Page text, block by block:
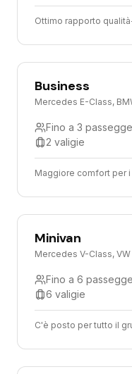
Ottimo rapporto
Business
Mercedes E-Class,
Fino a 3
2 valigie
Maggiore comfort per
Minivan
Mercedes V-Class,
Fino a 6
6 valigie
C'è posto per tutto il